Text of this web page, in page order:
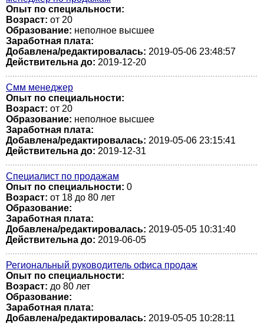
Опыт по специальности:
Возраст: от 20
Образование: неполное высшее
Заработная плата:
Добавлена/редактировалась: 2019-05-06 23:48:57
Действительна до: 2019-12-20
Смм менеджер
Опыт по специальности:
Возраст: от 20
Образование: неполное высшее
Заработная плата:
Добавлена/редактировалась: 2019-05-06 23:15:41
Действительна до: 2019-12-31
Специалист по продажам
Опыт по специальности: 0
Возраст: от 18 до 80 лет
Образование:
Заработная плата:
Добавлена/редактировалась: 2019-05-05 10:31:40
Действительна до: 2019-06-05
Региональный руководитель офиса продаж
Опыт по специальности:
Возраст: до 80 лет
Образование:
Заработная плата:
Добавлена/редактировалась: 2019-05-05 10:28:11